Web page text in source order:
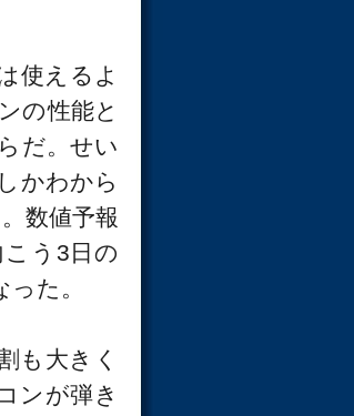
使えるよ
の性能と
だ。せい
かわから
数値予報
う3日の
た。
も大きく
ンが弾き